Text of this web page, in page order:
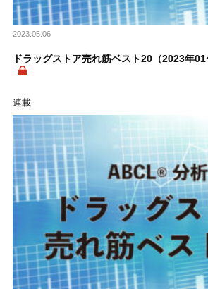
2023.05.06
ドラッグストア売れ筋ベスト20（2023年
連載